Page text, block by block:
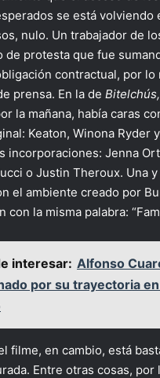
se está volviendo
nulo. Un trabajador de
de protesta que fue
contractual, por lo
prensa. En la de
la mañana, había caras
Keaton, Winona Ryder
incorporaciones: Jenna
o Justin Theroux. Una
el ambiente creado por
con la misma palabra:
interesar: Alfonso
por su trayectoria
filme, en cambio, está
Entre otras cosas, por